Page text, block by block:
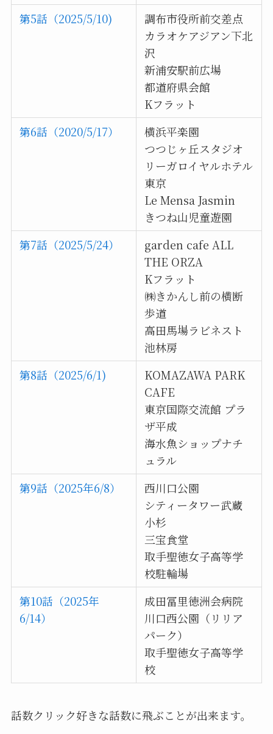
第5話（2025/5/10)
調布市役所前交差点
カラオケアジアン下北
沢
新浦安駅前広場
都道府県会館
Kフラット
第6話（2020/5/17）
横浜平楽園
つつじヶ丘スタジオ
リーガロイヤルホテル
東京
Le Mensa Jasmin
きつね山児童遊園
第7話（2025/5/24）
garden cafe ALL
THE ORZA
Kフラット
㈱きかんし前の横断
歩道
高田馬場ラビネスト
池林房
第8話（2025/6/1)
KOMAZAWA PARK
CAFE
東京国際交流館 プラ
ザ平成
海水魚ショップナチ
ュラル
第9話（2025年6/8）
西川口公園
シティータワー武蔵
小杉
三宝食堂
取手聖徳女子高等学
校駐輪場
第10話（2025年
6/14）
成田冨里徳洲会病院
川口西公園（リリア
パーク）
取手聖徳女子高等学
校
話数クリック好きな話数に飛ぶことが出来ます。